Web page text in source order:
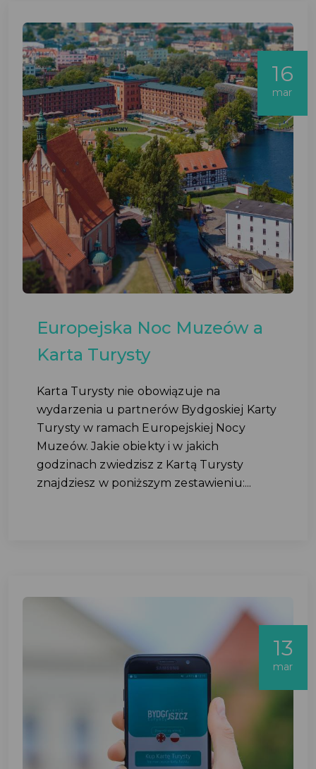
16
mar
Europejska Noc Muzeów a
Karta Turysty
Karta Turysty nie obowiązuje na
wydarzenia u partnerów Bydgoskiej Karty
Turysty w ramach Europejskiej Nocy
Muzeów. Jakie obiekty i w jakich
godzinach zwiedzisz z Kartą Turysty
znajdziesz w poniższym zestawieniu:...
13
mar